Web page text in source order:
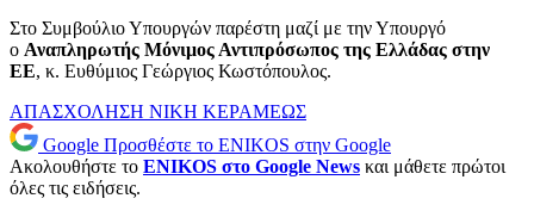
Στο Συμβούλιο Υπουργών παρέστη μαζί με την Υπουργό
ο Αναπληρωτής Μόνιμος Αντιπρόσωπος της Ελλάδας στην
ΕΕ, κ. Ευθύμιος Γεώργιος Κωστόπουλος.
ΑΠΑΣΧΟΛΗΣΗ ΝΙΚΗ ΚΕΡΑΜΕΩΣ
Google Προσθέστε το ENIKOS στην Google
Ακολουθήστε το ENIKOS στο Google News και μάθετε πρώτοι
όλες τις ειδήσεις.